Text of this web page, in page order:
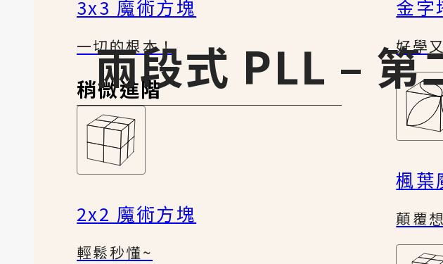
3x3 魔術方塊
一切的根本！
稍微進階
2x2 魔術方塊
輕鬆秒懂~
金字
好學
楓葉
顛覆
兩段式 PLL – 第